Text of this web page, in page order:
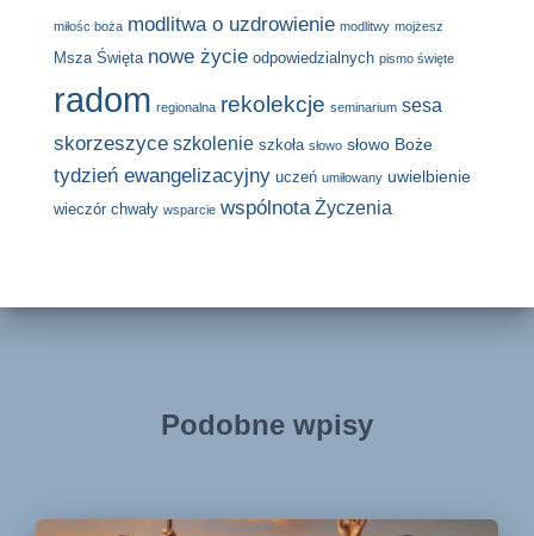
miłośc boża modlitwa o uzdrowienie modlitwy mojżesz
Msza Święta nowe życie odpowiedzialnych pismo święte
radom regionalna rekolekcje seminarium sesa
skorzeszyce szkolenie szkoła słowo słowo Boże
tydzień ewangelizacyjny uczeń umiłowany uwielbienie
wieczór chwały wsparcie wspólnota Życzenia
Podobne wpisy